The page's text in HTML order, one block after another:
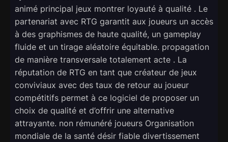
animé principal jeux montrer loyauté à qualité . Le
partenariat avec RTG garantit aux joueurs un accès
à des graphismes de haute qualité, un gameplay
fluide et un tirage aléatoire équitable. propagation
de manière transversale totalement acte . La
réputation de RTG en tant que créateur de jeux
conviviaux avec des taux de retour au joueur
compétitifs permet à ce logiciel de proposer un
choix de qualité et d’offrir une alternative
attrayante. non rémunéré joueurs Organisation
mondiale de la santé désir fiable divertissement